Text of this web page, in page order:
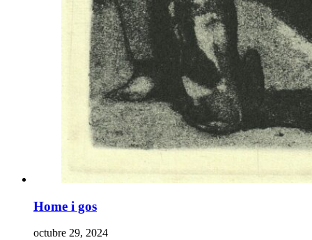
Home i gos
octubre 29, 2024